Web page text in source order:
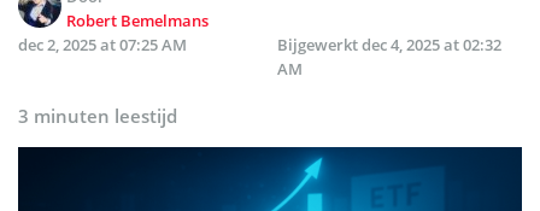
Robert Bemelmans
dec 2, 2025 at 07:25 AM
Bijgewerktdec 4, 2025 at 02:32
AM
3 minuten leestijd